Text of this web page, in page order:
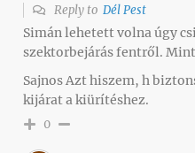
Reply to Dél Pest
Simán lehetett volna úgy
szektorbejárás fentről.
Sajnos Azt hiszem, h
kijárat a kiürítéshez.
0